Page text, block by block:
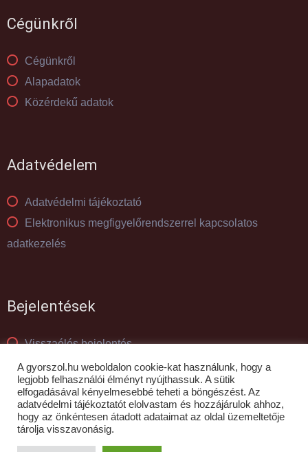
Cégünkről
Cégünkről
Alapadatok
Közérdekű adatok
Adatvédelem
Adatvédelmi tájékoztató
Elektronikus megfigyelőrendszerrel kapcsolatos
adatkezelés
Bejelentések
Visszaélés bejelentés
Panaszkezelés
© GYŐR-SZOL Zrt - 2010- 2026
A gyorszol.hu weboldalon cookie-kat használunk, hogy a
legjobb felhasználói élményt nyújthassuk. A sütik
elfogadásával kényelmesebbé teheti a böngészést. Az
adatvédelmi tájékoztatót elolvastam és hozzájárulok ahhoz,
hogy az önkéntesen átadott adataimat az oldal üzemeltetője
tárolja visszavonásig.